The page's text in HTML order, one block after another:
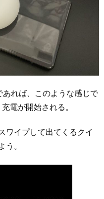
れば、このような感じで
電が開始される。
ワイプして出てくるクイ
う。